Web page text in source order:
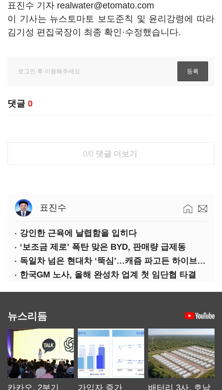
표진수 기자 realwater@etomato.com
이 기사는 뉴스토마토 보도준칙 및 윤리강령에 따라
김기성 편집국장이 최종 확인·수정했습니다.
댓글 0
0/0 댓글 더보기
표진수
강인한 근육에 날렵함을 입히다
‘보조금 제로’ 폭탄 맞은 BYD, 판매량 급제동
독일차 넘은 현대차 ‘뚝심’…캐즘 파고든 하이브리드 역전극
한국GM 노사, 올해 완성차 업계 첫 임단협 타결
뉴스리듬
카카오, 2분기
가입자 증가
배터리 3사, 호남